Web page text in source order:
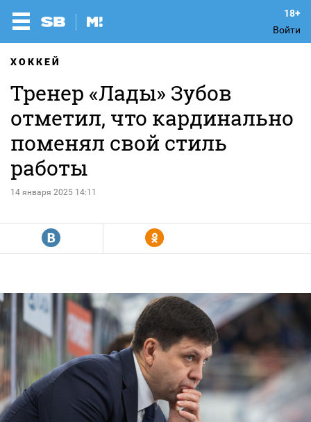
Войти
ХОККЕЙ
Тренер «Лады» Зубов
отметил, что кардинально
поменял свой стиль
работы
14 января 2025 14:11
R Y